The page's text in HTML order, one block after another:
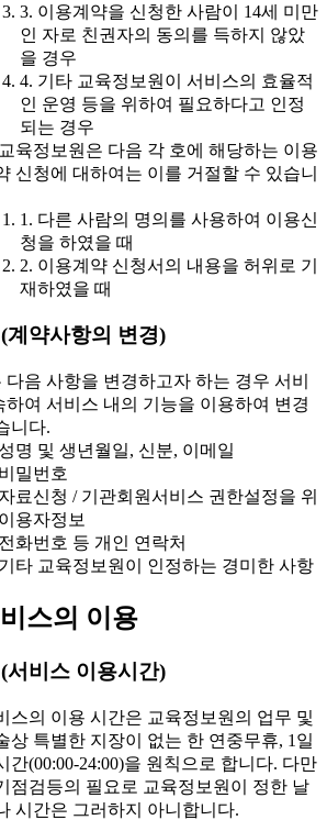
3. 이용계약을 신청한 사람이 14세 미만
인 자로 친권자의 동의를 득하지 않았
을 경우
4. 기타 교육정보원이 서비스의 효율적
인 운영 등을 위하여 필요하다고 인정
되는 경우
육정보원은 다음 각 호에 해당하는 이용
신청에 대하여는 이를 거절할 수 있습니
1. 다른 사람의 명의를 사용하여 이용신
청을 하였을 때
2. 이용계약 신청서의 내용을 허위로 기
재하였을 때
계약사항의 변경)
다음 사항을 변경하고자 하는 경우 서비
하여 서비스 내의 기능을 이용하여 변경
니다.
명 및 생년월일, 신분, 이메일
밀번호
료신청 / 기관회원서비스 권한설정을 위
용자정보
화번호 등 개인 연락처
타 교육정보원이 인정하는 경미한 사항
스의 이용
서비스 이용시간)
스의 이용 시간은 교육정보원의 업무 및
상 특별한 지장이 없는 한 연중무휴, 1일
간(00:00-24:00)을 원칙으로 합니다. 다만
점검등의 필요로 교육정보원이 정한 날
시간은 그러하지 아니합니다.